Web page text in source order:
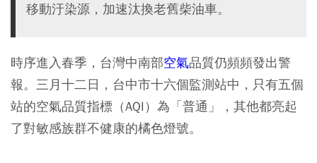
移動汙染源，加速汰換老舊柴油車。
時序進入春季，台灣中南部空氣品質仍頻頻發出警
報。三月十二日，台中市十六個監測站中，只有五個
站的空氣品質指標（AQI）為「普通」，其他都亮起
了對敏感族群不健康的橘色燈號。